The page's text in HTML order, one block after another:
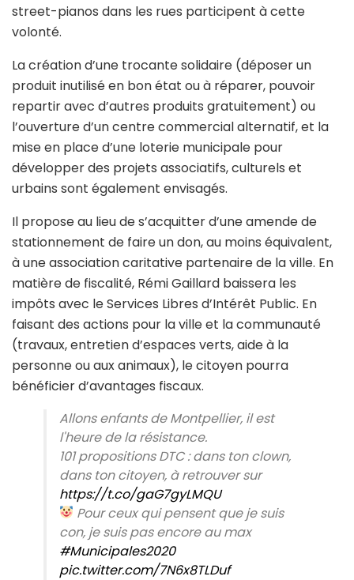
street-pianos dans les rues participent à cette
volonté.
La création d’une trocante solidaire (déposer un
produit inutilisé en bon état ou à réparer, pouvoir
repartir avec d’autres produits gratuitement) ou
l’ouverture d’un centre commercial alternatif, et la
mise en place d’une loterie municipale pour
développer des projets associatifs, culturels et
urbains sont également envisagés.
Il propose au lieu de s’acquitter d’une amende de
stationnement de faire un don, au moins équivalent,
à une association caritative partenaire de la ville. En
matière de fiscalité, Rémi Gaillard baissera les
impôts avec le Services Libres d’Intérêt Public. En
faisant des actions pour la ville et la communauté
(travaux, entretien d’espaces verts, aide à la
personne ou aux animaux), le citoyen pourra
bénéficier d’avantages fiscaux.
Allons enfants de Montpellier, il est
l'heure de la résistance.
101 propositions DTC : dans ton clown,
dans ton citoyen, à retrouver sur
https://t.co/gaG7gyLMQU
Pour ceux qui pensent que je suis
con, je suis pas encore au max
#Municipales2020
pic.twitter.com/7N6x8TLDuf